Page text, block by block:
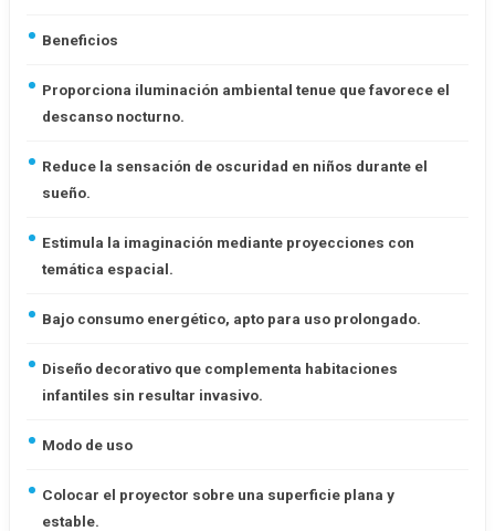
Beneficios
Proporciona iluminación ambiental tenue que favorece el
descanso nocturno.
Reduce la sensación de oscuridad en niños durante el
sueño.
Estimula la imaginación mediante proyecciones con
temática espacial.
Bajo consumo energético, apto para uso prolongado.
Diseño decorativo que complementa habitaciones
infantiles sin resultar invasivo.
Modo de uso
Colocar el proyector sobre una superficie plana y
estable.